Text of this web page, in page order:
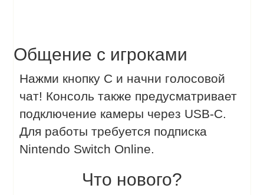
Общение с игроками
Нажми кнопку C и начни голосовой
чат! Консоль также предусматривает
подключение камеры через USB-C.
Для работы требуется подписка
Nintendo Switch Online.
Что нового?